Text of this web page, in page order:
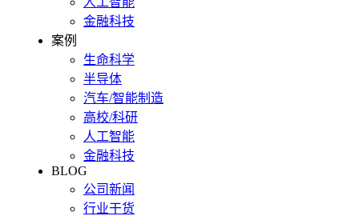
金融科技
案例
生命科学
半导体
汽车/智能制造
高校/科研
人工智能
金融科技
BLOG
公司新闻
行业干货